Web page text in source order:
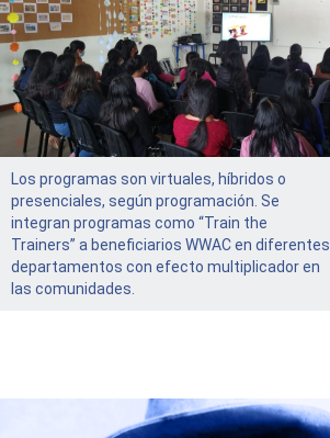
Los programas son virtuales, híbridos o
presenciales, según programación. Se
integran programas como “Train the
Trainers” a beneficiarios WWAC en diferentes
departamentos con efecto multiplicador en
las comunidades.